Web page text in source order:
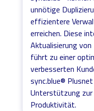
unnötige
effizientere
erreichen. Diese
Aktualisierung
führt zu einer
verbesserten
sync.blue®
Unterstützung
Produktivität.